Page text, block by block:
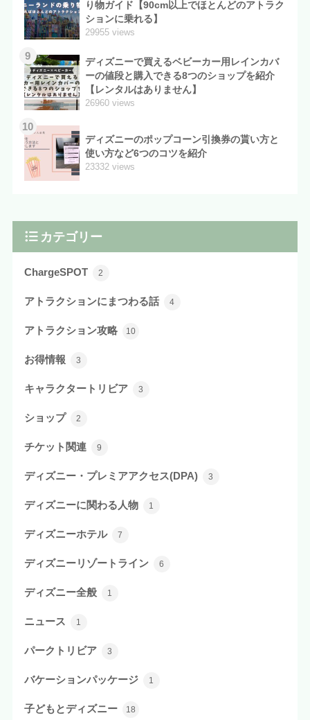
り物ガイド【90cm以上でほとんどのアトラク
ションに乗れる】
29955 views
9
ディズニーで買えるベビーカー用レインカバ
ーの値段と購入できる8つのショップを紹介
【レンタルはありません】
26960 views
10
ディズニーのポップコーン引換券の貰い方と
使い方など6つのコツを紹介
23332 views
カテゴリー
ChargeSPOT 2
アトラクションにまつわる話 4
アトラクション攻略 10
お得情報 3
キャラクタートリビア 3
ショップ 2
チケット関連 9
ディズニー・プレミアアクセス(DPA) 3
ディズニーに関わる人物 1
ディズニーホテル 7
ディズニーリゾートライン 6
ディズニー全般 1
ニュース 1
パークトリビア 3
バケーションパッケージ 1
子どもとディズニー 18